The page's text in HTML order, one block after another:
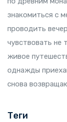
знакомиться с
проводить
чувствовать не
живое
однажды
снова
Теги